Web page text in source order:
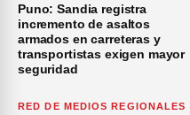
Puno: Sandia registra
incremento de asaltos
armados en carreteras y
transportistas exigen mayor
seguridad
RED DE MEDIOS REGIONALES